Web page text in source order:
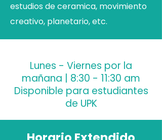
estudios de ceramica, movimiento
creativo, planetario, etc.
Lunes - Viernes por la
mañana | 8:30 - 11:30 am​​
Disponible para estudiantes
de UPK